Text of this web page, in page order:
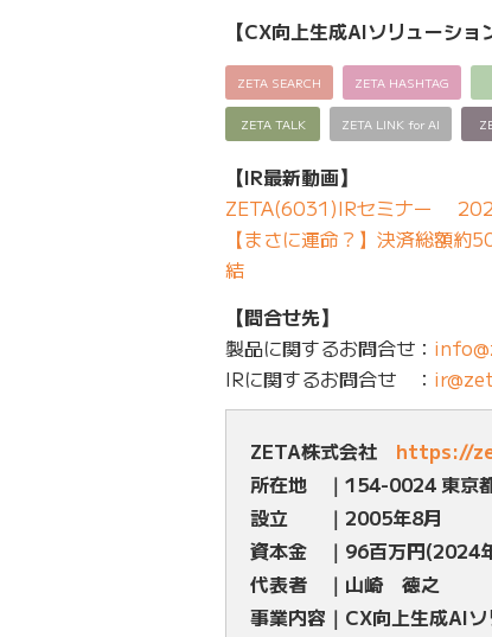
【CX向上生成AIソリューショ
ZETA SEARCH ZETA HASHTAG
ZETA TALK ZETA LINK for AI
【IR最新動画】
ZETA(6031)IRセミナー
【まさに運命？】決済総額
結
【問合せ先】
製品に関するお問合せ：
IRに関するお問合せ ：
ZETA株式会社 https://
所在地 ｜154-0024 東京
設立 ｜2005年8月
資本金 ｜96百万円(2024
代表者 ｜山崎 徳之
事業内容｜CX向上生成AI